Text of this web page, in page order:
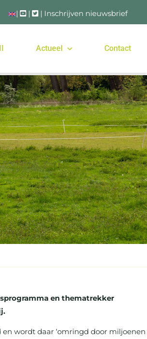
| | | Inschrijven nieuwsbrief
Actueel Contact
en thematrekker
wordt daar ‘omringd door miljoenen